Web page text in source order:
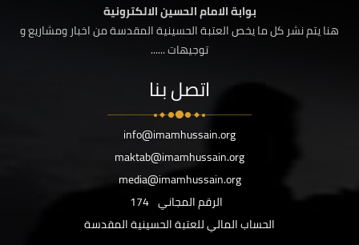
بوابة الامام الحسين الالكترونية
هنا يتم نشر كل ما يخص العتبة الحسينية المقدسة من اخبار ومشاريع و
توجيهات ......
اتصل بنا
info@imamhussain.org
maktab@imamhussain.org
media@imamhussain.org
الرقم المجاني 174
الحساب المالي للعتبة الحسينية المقدسة